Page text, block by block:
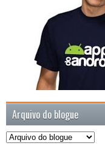
Arquivo do blogue